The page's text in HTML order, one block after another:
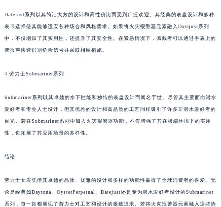
Datejust系列以其简洁大方的设计和高性价比而受到广泛欢迎。其经典的表盘设计和多种
表带选择使其能够适应各种场合和风格需求。如果将火灾报警器元素融入Datejust系列
中，不仅增加了其实用性，还提升了其安全性。在紧急情况下，佩戴者可以通过手表上的
警报声快速识别危险信号并采取相应措施。
4.劳力士Submariner系列
Submariner系列以其卓越的水下性能和独特的表盘设计而闻名于世。尽管其主要面向潜水
爱好者和专业人士设计，但其优雅的设计和高品质的工艺同样吸引了许多非潜水爱好者的
目光。若在Submariner系列中加入火灾报警器功能，不仅增强了其在极端环境下的实用
性，也拓展了其应用场景的多样性。
结论
劳力士女表凭借其卓越的品质、优雅的设计和多样的功能性赢得了全球消费者的喜爱。无
论是经典如Daytona、OysterPerpetual、Datejust还是专为潜水爱好者设计的Submariner
系列，每一款都展现了劳力士对工艺和设计的极致追求。若将火灾报警器元素融入这些热